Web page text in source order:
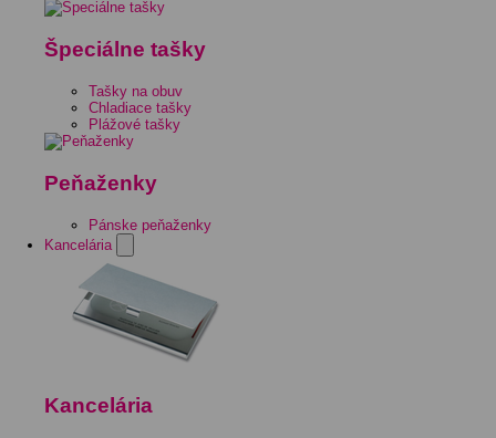
Špeciálne tašky
Tašky na obuv
Chladiace tašky
Plážové tašky
Peňaženky
Pánske peňaženky
Kancelária
Kancelária